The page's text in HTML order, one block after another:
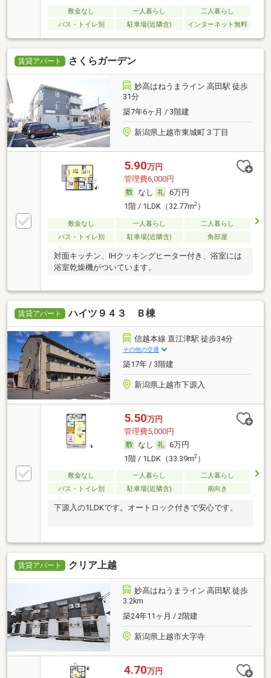
敷金なし 一人暮らし
二人暮らし
バス・トイレ別
駐車場(近隣含) インターネット無料
賃貸アパート さくらガーデン
妙高はねうまライン 高田駅 徒歩
31分
築7年6ヶ月 / 3階建
新潟県上越市東城町３丁目
5.90万円
管理費6,000円
なし
6万円
1階 / 1LDK（32.77m2）
敷金なし 一人暮らし
二人暮らし
バス・トイレ別
駐車場(近隣含) 角部屋
対面キッチン、IHクッキングヒーター付き、浴室には
浴室乾燥機がついています。
賃貸アパート ハイツ９４３ Ｂ棟
信越本線 直江津駅 徒歩34分
その他の交通
築17年 / 3階建
新潟県上越市下源入
5.50万円
管理費5,000円
なし
6万円
1階 / 1LDK（33.39m2）
敷金なし 一人暮らし
二人暮らし
バス・トイレ別
駐車場(近隣含) 南向き
下源入の1LDKです。オートロック付きで安心です。
賃貸アパート クリア上越
妙高はねうまライン 高田駅 徒歩
3.2km
築24年11ヶ月 / 2階建
新潟県上越市大字寺
4.70万円